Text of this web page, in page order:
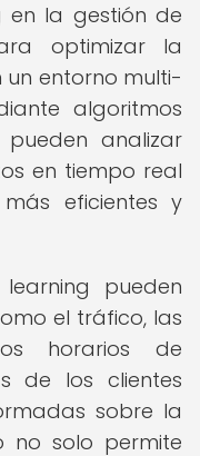
en la gestión de
optimizar la
entorno multi-
algoritmos
analizar
en tiempo real
eficientes y
pueden
el tráfico, las
horarios de
de los clientes
sobre la
no solo permite